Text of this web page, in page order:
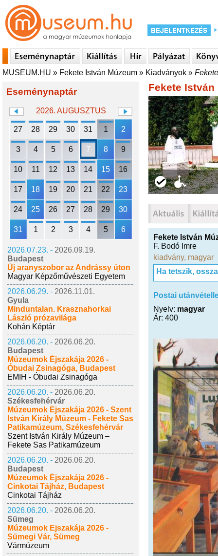
MUSEUM.HU » Fekete István Múzeum » Kiadványok »
Eseménynaptár
2026. AUGUSZTUS
27 28 29 30 31 1 2
3 4 5 6 7 8 9
10 11 12 13 14 15 16
17 18 19 20 21 22 23
24 25 26 27 28 29 30
31 1 2 3 4 5 6
2026.07.23. - 2026.09.19.
Budapest
Új aranyszobor az Andrássy úton
Magyar Képzőművészeti Egyetem
2026.06.29. - 2026.11.01.
Gyula
Minduntalan. Krasznahorkai
László prózavilága
Kohán Képtár
2026.06.20. - 2026.06.20.
Budapest
Múzeumok Éjszakája 2026 -
Óbudai Zsinagóga, Budapest
EMIH - Óbudai Zsinagóga
2026.06.20. - 2026.06.20.
Székesfehérvár
Múzeumok Éjszakája 2026 - Szent
István Király Múzeum - Fekete Sas
Patikamúzeum, Székesfehérvár
Szent István Király Múzeum –
Fekete Sas Patikamúzeum
2026.06.20. - 2026.06.20.
Budapest
Múzeumok Éjszakája 2026 -
Cinkotai Tájház, Budapest
Cinkotai Tájház
2026.06.20. - 2026.06.20.
Sümeg
Múzeumok Éjszakája 2026 -
Sümegi Vár, Sümeg
Vármúzeum
Fekete István
Fekete István
F. Bodó Imre
kiadvány, magyar
Ha tetszik,
Postai
Nyelv: magyar
Ár: 400